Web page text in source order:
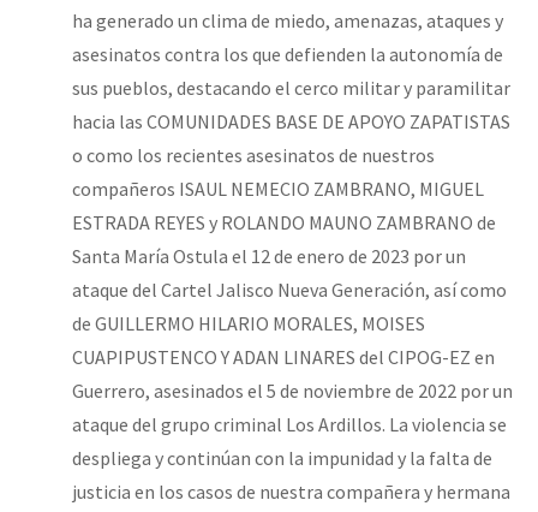
ha generado un clima de miedo, amenazas, ataques y
asesinatos contra los que defienden la autonomía de
sus pueblos, destacando el cerco militar y paramilitar
hacia las COMUNIDADES BASE DE APOYO ZAPATISTAS
o como los recientes asesinatos de nuestros
compañeros ISAUL NEMECIO ZAMBRANO, MIGUEL
ESTRADA REYES y ROLANDO MAUNO ZAMBRANO de
Santa María Ostula el 12 de enero de 2023 por un
ataque del Cartel Jalisco Nueva Generación, así como
de GUILLERMO HILARIO MORALES, MOISES
CUAPIPUSTENCO Y ADAN LINARES del CIPOG-EZ en
Guerrero, asesinados el 5 de noviembre de 2022 por un
ataque del grupo criminal Los Ardillos. La violencia se
despliega y continúan con la impunidad y la falta de
justicia en los casos de nuestra compañera y hermana